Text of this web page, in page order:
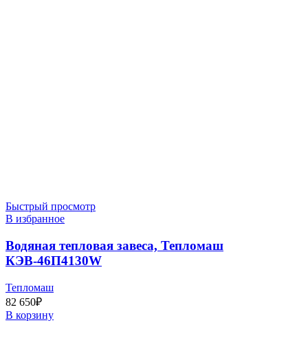
Быстрый просмотр
В избранное
Водяная тепловая завеса, Тепломаш
КЭВ-46П4130W
Тепломаш
82 650₽
В корзину